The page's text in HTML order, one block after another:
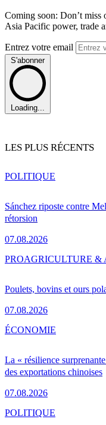
Coming soon: Don’t
Asia Pacific power, trade
Entrez votre email
S'abonner
Loading...
LES PLUS RÉCENTS
Sánchez riposte contre
rétorsion
07.08.2026
POLITIQUE
Poulets, bovins et ours
07.08.2026
PROAGRICULTURE &
La « résilience
des exportations chinoises
07.08.2026
ÉCONOMIE
POLITIQUE